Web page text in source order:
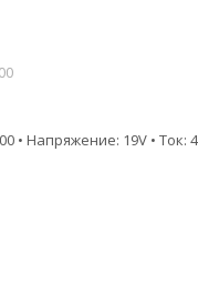
• Напряжение: 19V • Ток: